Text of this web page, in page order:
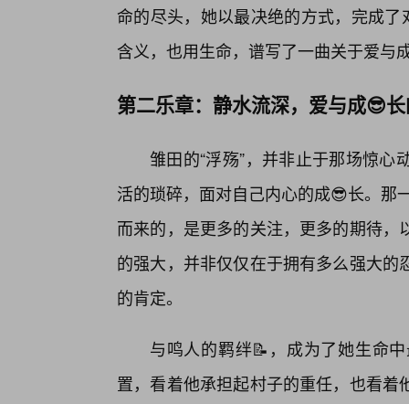
命的尽头，她以最决绝的方式，完成
含义，也用生命，谱写了一曲关于爱与
第二乐章：静水流深，爱与成😎
雏田的“浮殇”，并非止于那场惊
活的琐碎，面对自己内心的成😎长。那
而来的，是更多的关注，更多的期待
的强大，并非仅仅在于拥有多么强大
的肯定。
与鸣人的羁绊📝，成为了她生命
置，看着他承担起村子的重任，也看